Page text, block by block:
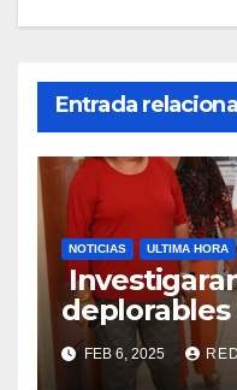
Entrada
NOTICIAS ULTIMA HORA
deplorables
facilidades
de la Salud
FEB 6, 2025